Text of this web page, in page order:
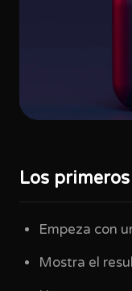
Los
Empeza con
Mostra el